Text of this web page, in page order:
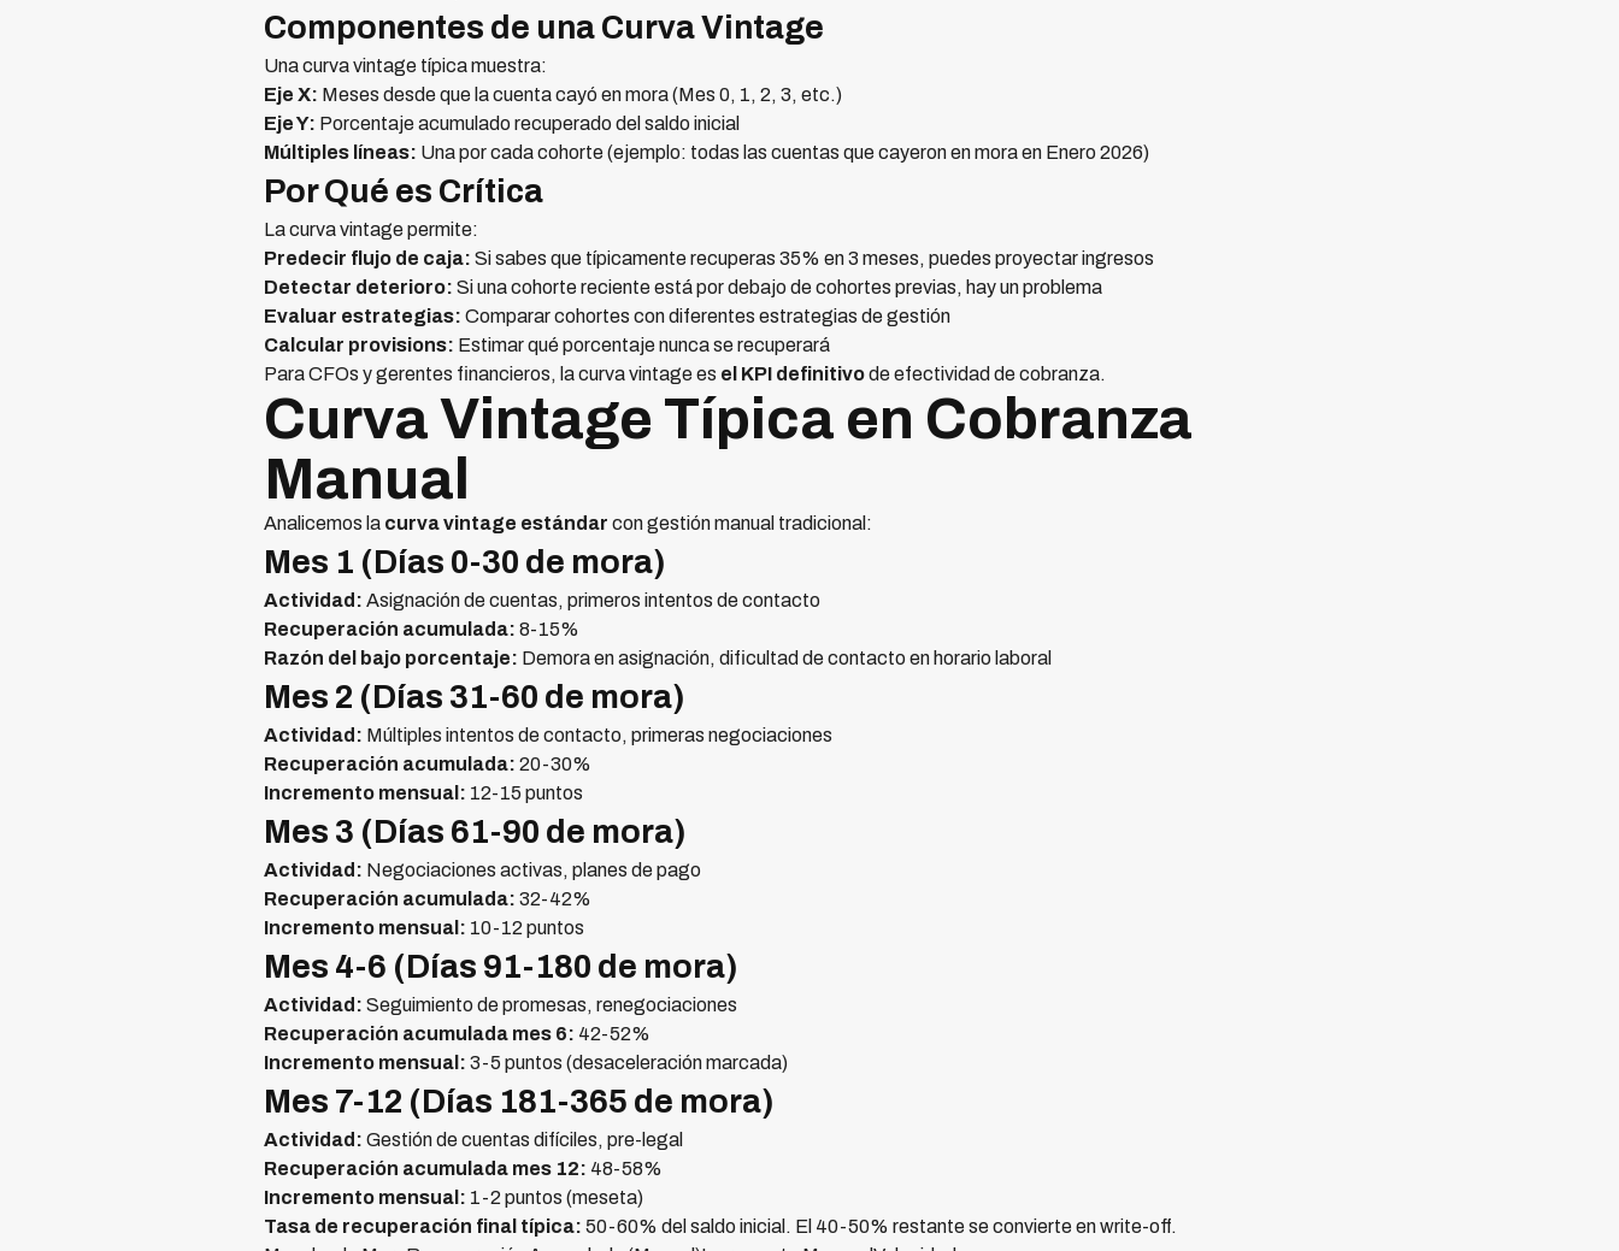
Componentes de una Curva Vintage
Una curva vintage típica muestra:
Eje X: Meses desde que la cuenta cayó en mora (Mes 0, 1, 2, 3, etc.)
Eje Y: Porcentaje acumulado recuperado del saldo inicial
Múltiples líneas: Una por cada cohorte (ejemplo: todas las cuentas que cayeron en mora en Enero 2026)
Por Qué es Crítica
La curva vintage permite:
Predecir flujo de caja: Si sabes que típicamente recuperas 35% en 3 meses, puedes proyectar ingresos
Detectar deterioro: Si una cohorte reciente está por debajo de cohortes previas, hay un problema
Evaluar estrategias: Comparar cohortes con diferentes estrategias de gestión
Calcular provisions: Estimar qué porcentaje nunca se recuperará
Para CFOs y gerentes financieros, la curva vintage es el KPI definitivode efectividad de cobranza.
Curva Vintage Típica en Cobranza
Manual
Analicemos la curva vintage estándar con gestión manual tradicional:
Mes 1 (Días 0-30 de mora)
Actividad: Asignación de cuentas, primeros intentos de contacto
Recuperación acumulada: 8-15%
Razón del bajo porcentaje: Demora en asignación, dificultad de contacto en horario laboral
Mes 2 (Días 31-60 de mora)
Actividad: Múltiples intentos de contacto, primeras negociaciones
Recuperación acumulada: 20-30%
Incremento mensual: 12-15 puntos
Mes 3 (Días 61-90 de mora)
Actividad: Negociaciones activas, planes de pago
Recuperación acumulada: 32-42%
Incremento mensual: 10-12 puntos
Mes 4-6 (Días 91-180 de mora)
Actividad: Seguimiento de promesas, renegociaciones
Recuperación acumulada mes 6: 42-52%
Incremento mensual: 3-5 puntos (desaceleración marcada)
Mes 7-12 (Días 181-365 de mora)
Actividad: Gestión de cuentas difíciles, pre-legal
Recuperación acumulada mes 12: 48-58%
Incremento mensual: 1-2 puntos (meseta)
Tasa de recuperación final típica: 50-60% del saldo inicial. El 40-50% restante se convierte en write-off.